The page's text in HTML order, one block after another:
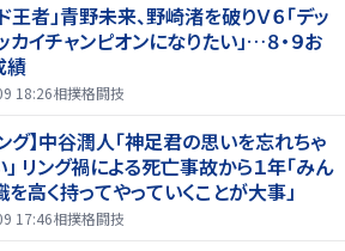
王者」青野未来、野崎渚を破りＶ６「デッ
カイチャンピオンになりたい」…８・９お
績
18:26相撲格闘技
グ】中谷潤人「神足君の思いを忘れちゃ
リング禍による死亡事故から１年「みん
高く持ってやっていくことが大事」
17:46相撲格闘技